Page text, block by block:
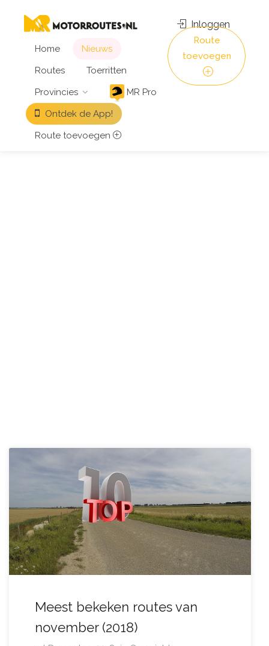
Home
Nieuws
Routes
Toerritten
Provincies
MR Pro
Ontdek de App!
Route toevoegen
Inloggen
Route
toevoegen
Meest bekeken routes van
november (2018)